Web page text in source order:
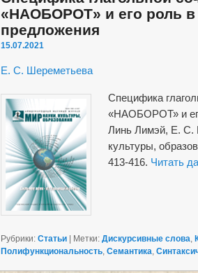
«НАОБОРОТ» и его роль в
предложения
15.07.2021
Е. С. Шереметьева
Специфика
«НАОБОРОТ» и
Линь Лимэй, Е. С.
культуры,
413-416. Читать
Рубрики: Статьи Метки: Дискурсивные слова,
Полифункциональность, Семантика,